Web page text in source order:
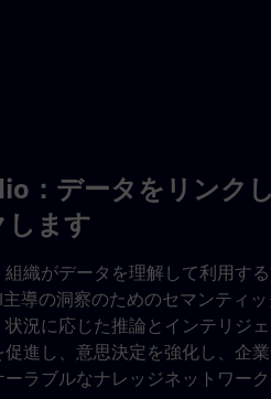
：データをリンク
します
織がデータを理解して利用す
導の洞察のためのセマンティ
況に応じた推論とインテリジ
進し、意思決定を強化し、企
ラブルなナレッジネットワーク